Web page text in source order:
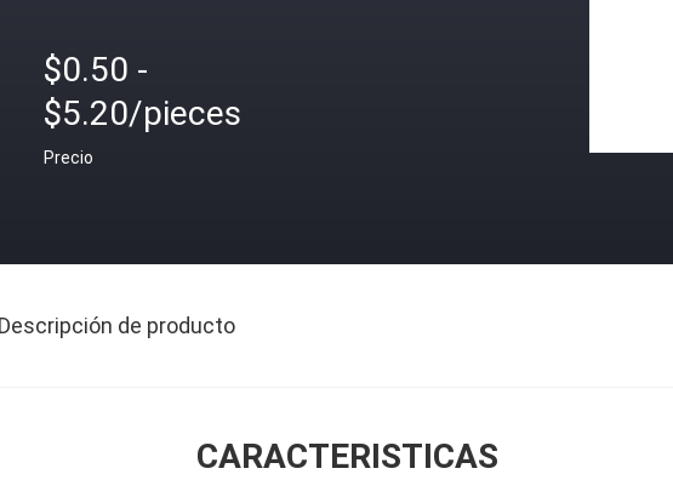
$0.50 -
$5.20/pieces
Precio
Descripción de producto
CARACTERISTICAS